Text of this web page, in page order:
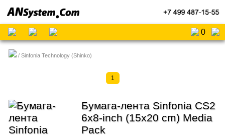
0
Sinfonia Technology (Shinko)
1
Бумага-лента Sinfonia CS2
6x8-inch (15x20 cm) Media
Pack